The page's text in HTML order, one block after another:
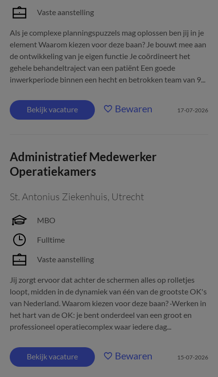
Vaste aanstelling
Als je complexe planningspuzzels mag oplossen ben jij in je
element Waarom kiezen voor deze baan? Je bouwt mee aan
de ontwikkeling van je eigen functie Je coördineert het
gehele behandeltraject van een patiënt Een goede
inwerkperiode binnen een hecht en betrokken team van 9...
Bekijk vacature Bewaren 17-07-2026
Administratief Medewerker
Operatiekamers
St. Antonius Ziekenhuis, Utrecht
MBO
Fulltime
Vaste aanstelling
Jij zorgt ervoor dat achter de schermen alles op rolletjes
loopt, midden in de dynamiek van één van de grootste OK's
van Nederland. Waarom kiezen voor deze baan? ·Werken in
het hart van de OK: je bent onderdeel van een groot en
professioneel operatiecomplex waar iedere dag...
Bekijk vacature Bewaren 15-07-2026